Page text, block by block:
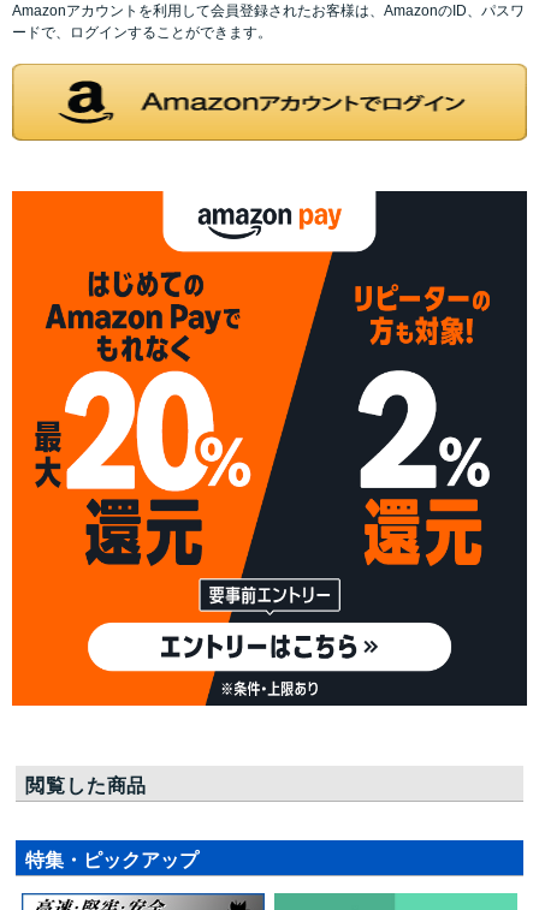
Amazonアカウントを利用して会員登録されたお客様は、AmazonのID、パスワ
ードで、ログインすることができます。
閲覧した商品
特集・ピックアップ